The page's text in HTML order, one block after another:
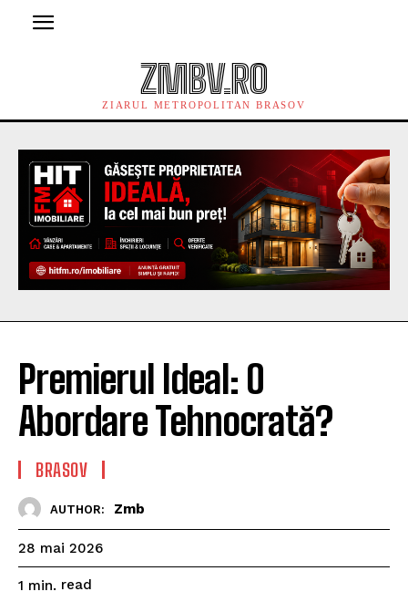
ZMBV.RO
ZIARUL METROPOLITAN BRASOV
Premierul Ideal: O
Abordare Tehnocrată?
BRASOV
AUTHOR: Zmb
28 mai 2026
1 min. read